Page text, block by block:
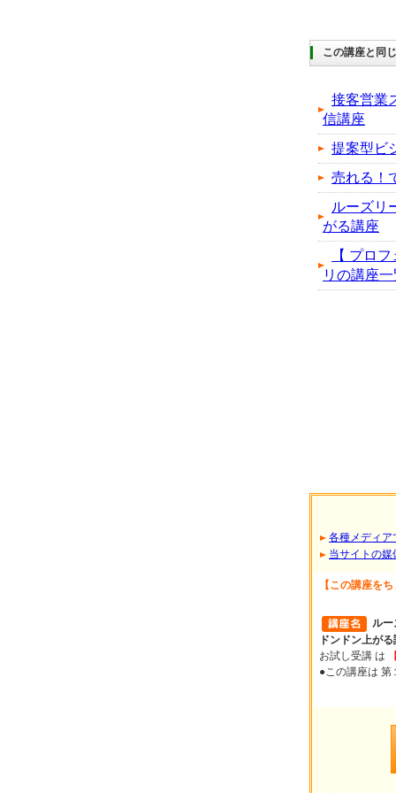
この講座と同
接客営業
信講座
提案型ビ
売れる！
ルーズリ
がる講座
【 プロ
リの講座
各種メディア
当サイトの媒
【この講座を
ル
ドンドン上が
お試し受講 は
●この講座は 第